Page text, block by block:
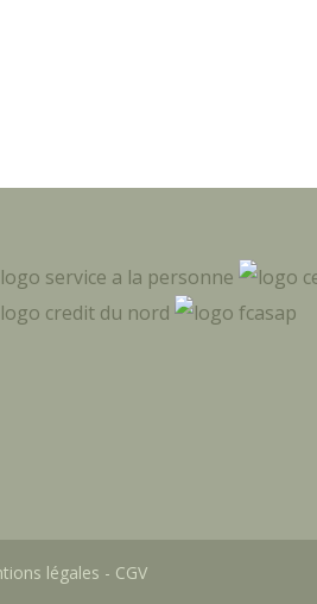
légales - CGV